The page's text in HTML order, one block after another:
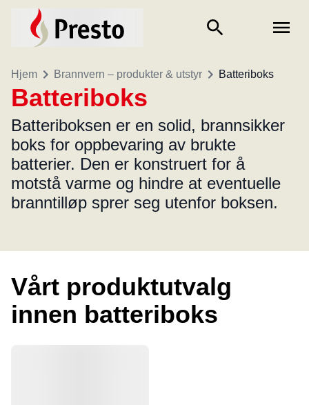
Batteriboks
Batteriboksen er en solid,
brannsikker boks for oppbevaring av
brukte batterier. Den er konstruert for
å motstå varme og hindre at
eventuelle branntilløp sprer seg
utenfor boksen.
Vårt produktutvalg
innen batteriboks